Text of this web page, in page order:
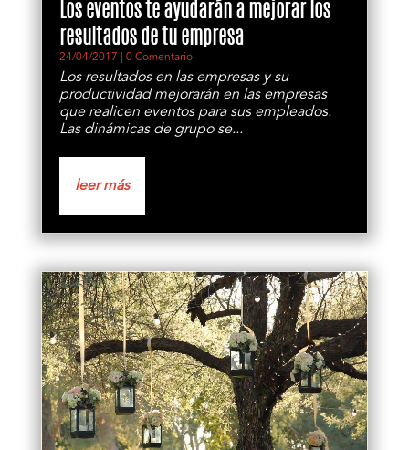
Los eventos te ayudarán a mejorar los
resultados de tu empresa
24/04/2017 | 0 Comentario
Los resultados en las empresas y su
productividad mejorarán en las empresas
que realicen eventos para sus empleados.
Las dinámicas de grupo se...
leer más